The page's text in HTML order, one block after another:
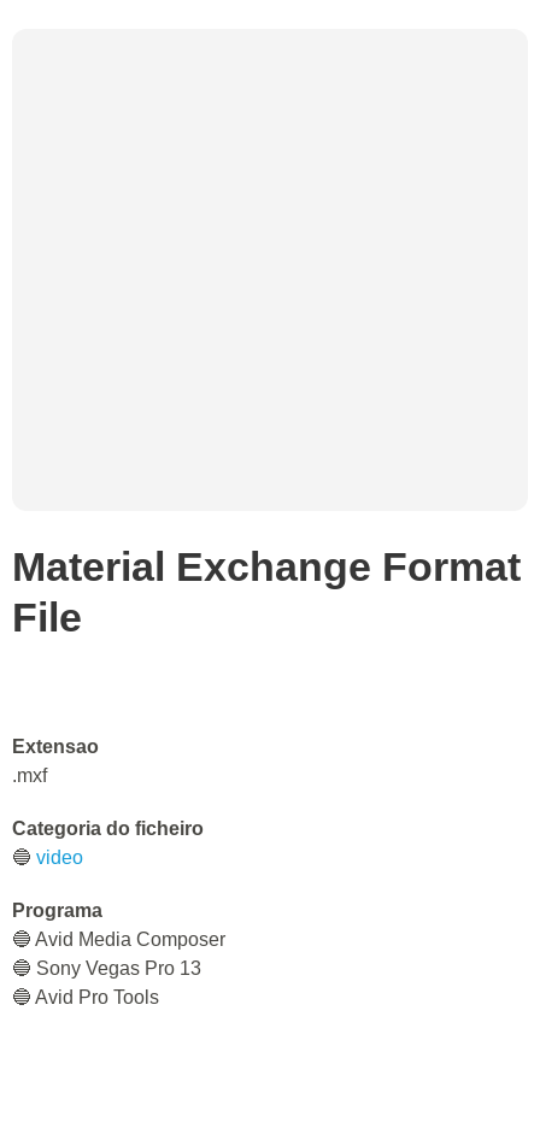
Material Exchange Format
File
Extensao
.mxf
Categoria do ficheiro
🔵 video
Programa
🔵 Avid Media Composer
🔵 Sony Vegas Pro 13
🔵 Avid Pro Tools